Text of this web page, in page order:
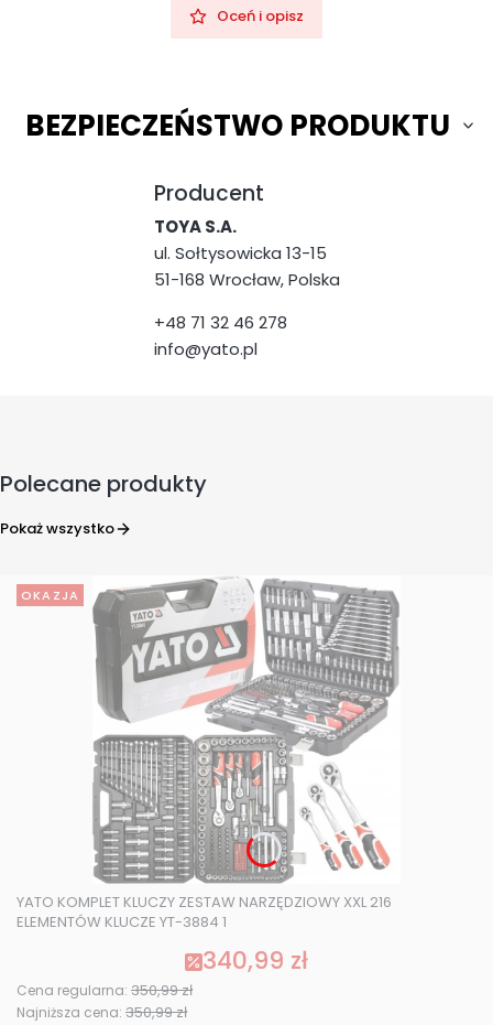
Oceń i opisz
BEZPIECZEŃSTWO PRODUKTU
Producent
TOYA S.A.
ul. Sołtysowicka 13-15
51-168 Wrocław, Polska
+48 71 32 46 278
info@yato.pl
Polecane produkty
Pokaż wszystko
OKAZJA
YATO KOMPLET KLUCZY ZESTAW NARZĘDZIOWY XXL 216
ELEMENTÓW KLUCZE YT-3884 1
Cena promocyjna
340,99 zł
Cena regularna: 350,99 zł
Najniższa cena: 350,99 zł